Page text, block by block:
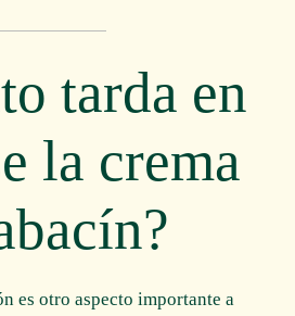
tarda en
la crema
es otro aspecto importante a